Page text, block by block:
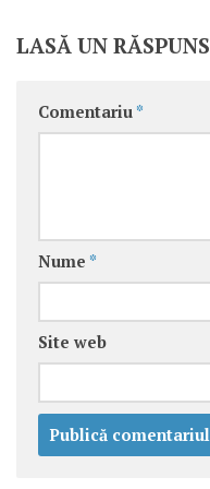
LASĂ UN RĂSPUNS
Comentariu *
Nume *
Site web